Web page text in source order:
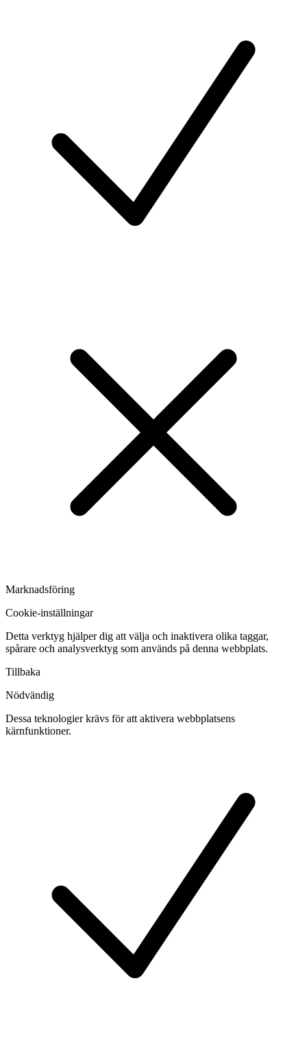
Marknadsföring
Cookie-inställningar
Detta verktyg hjälper dig att välja och inaktivera olika taggar,
spårare och analysverktyg som används på denna webbplats.
Tillbaka
Nödvändig
Dessa teknologier krävs för att aktivera webbplatsens
kärnfunktioner.